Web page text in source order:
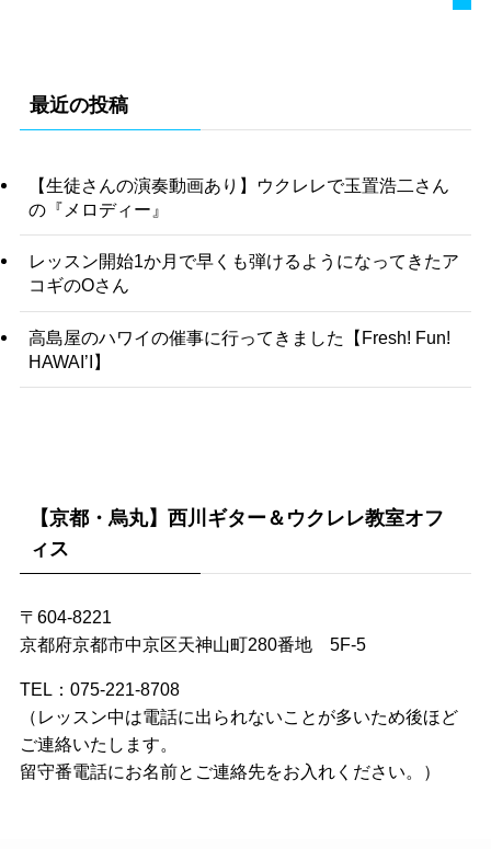
最近の投稿
【生徒さんの演奏動画あり】ウクレレで玉置浩二さん
の『メロディー』
レッスン開始1か月で早くも弾けるようになってきたア
コギのOさん
高島屋のハワイの催事に行ってきました【Fresh! Fun!
HAWAI’I】
【京都・烏丸】西川ギター＆ウクレレ教室オフ
ィス
〒604-8221
京都府京都市中京区天神山町280番地 5F-5
TEL：075-221-8708
（レッスン中は電話に出られないことが多いため後ほど
ご連絡いたします。
留守番電話にお名前とご連絡先をお入れください。）